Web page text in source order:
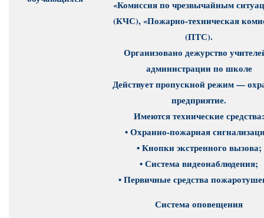
«Комиссия по чрезвычайным
(КЧС), «Пожарно-техническая
(ПТС).
Организовано дежурство
администрации по школе
Действует пропускной режим —
предприятие.
Имеются технические средства:
• Охранно-пожарная
• Кнопки экстренного вызова;
• Система видеонаблюдения;
• Первичные средства
Система оповещения